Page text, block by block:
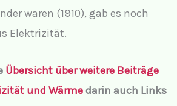
o
waren (1910), gab es noch
Elektrizität.
Übersicht über weitere Beiträge
und Wärmedarin auch Links